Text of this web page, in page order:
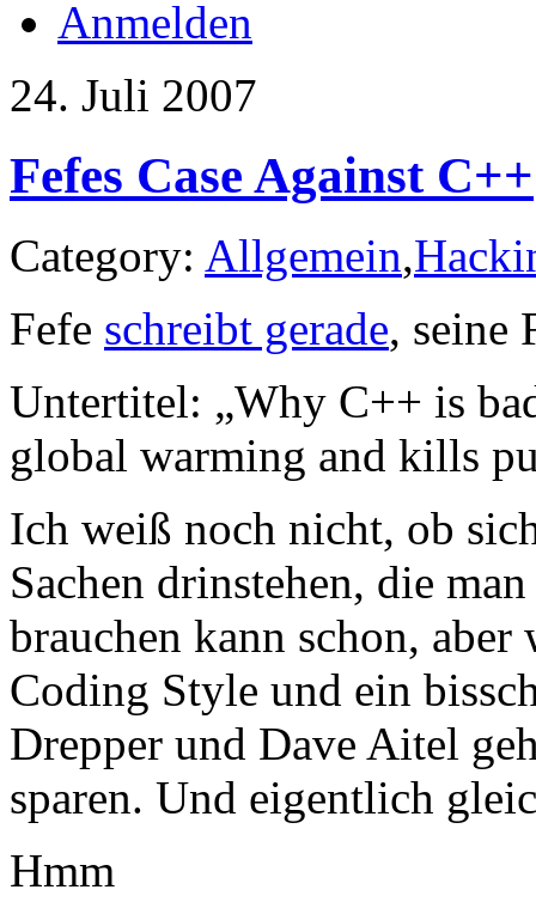
Anmelden
24. Juli 2007
Fefes Case Against C++
Category: Allgemein,
Fefe schreibt gerade, seine
Untertitel: „Why C++ is
global warming and kills
Ich weiß noch nicht, ob
Sachen drinstehen, die
brauchen kann schon,
Coding Style und ein
Drepper und Dave Aitel
sparen. Und eigentlich
Hmm